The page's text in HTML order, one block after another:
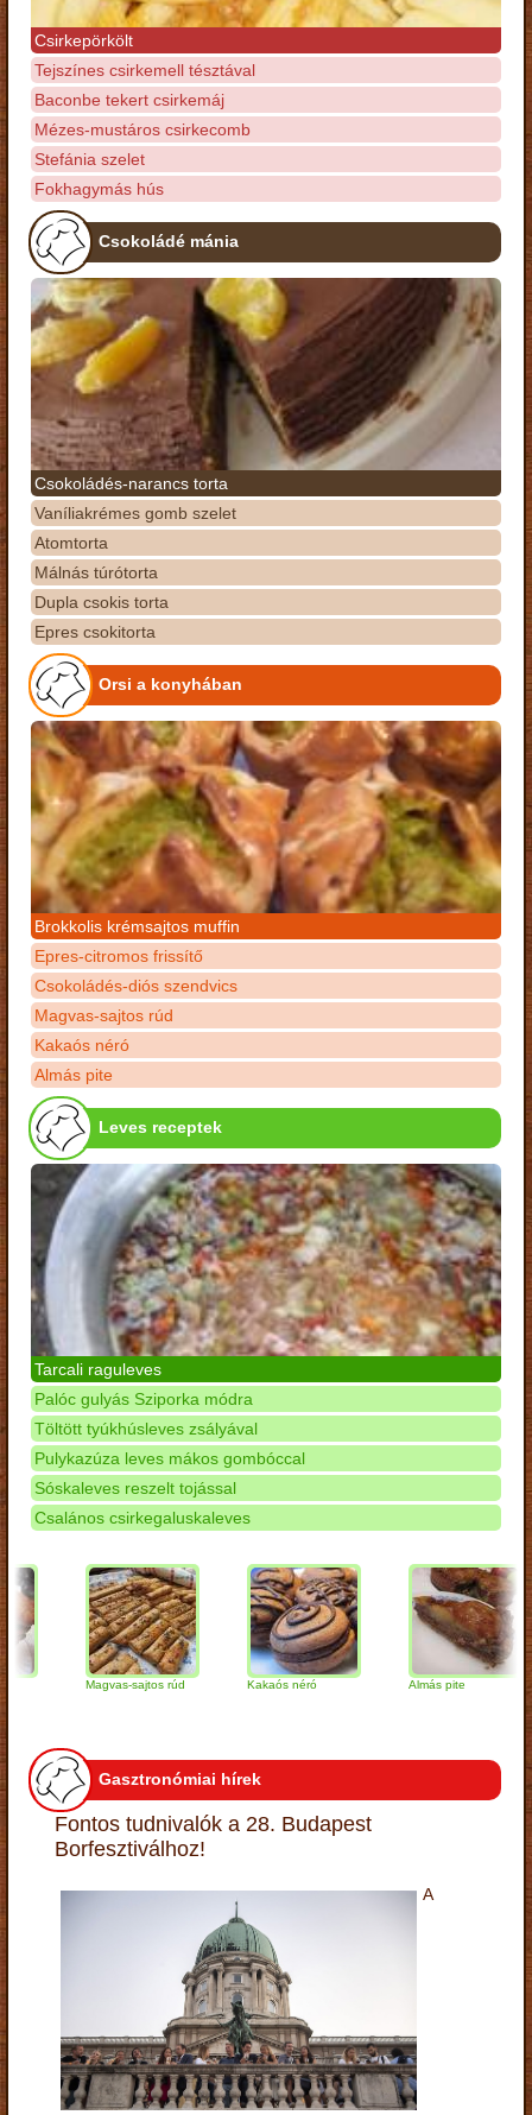
Csirkepörkölt
Tejszínes csirkemell tésztával
Baconbe tekert csirkemáj
Mézes-mustáros csirkecomb
Stefánia szelet
Fokhagymás hús
Csokoládé mánia
Csokoládés-narancs torta
Vaníliakrémes gomb szelet
Atomtorta
Málnás túrótorta
Dupla csokis torta
Epres csokitorta
Orsi a konyhában
Brokkolis krémsajtos muffin
Epres-citromos frissítő
Csokoládés-diós szendvics
Magvas-sajtos rúd
Kakaós néró
Almás pite
Leves receptek
Tarcali raguleves
Palóc gulyás Sziporka módra
Töltött tyúkhúsleves zsályával
Pulykazúza leves mákos gombóccal
Sóskaleves reszelt tojással
Csalános csirkegaluskaleves
Magvas-sajtos rúd Kakaós néró Almás pite
Gasztronómiai hírek
Fontos tudnivalók a 28. Budapest
Borfesztiválhoz!
A